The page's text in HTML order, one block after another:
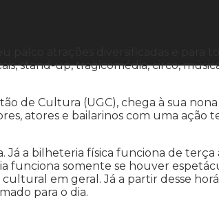
stand-up, tragicomédia, circo,
de Cultura (UGC), chega à sua
atores e bailarinos com uma ação
a bilheteria física funciona de terça
funciona somente se houver
cultural em geral. Já a partir desse
para o dia.